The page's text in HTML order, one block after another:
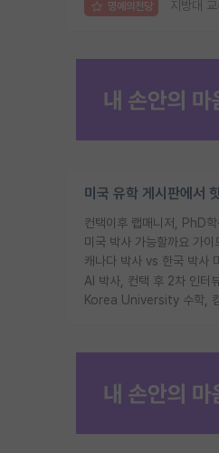
명예의전당 지방대
미국 유학 게시판에서
미국 박사 가능할까요 가이
캐나다 박사 vs 한국 박사
AI 박사, 컨택 후 2차 인터